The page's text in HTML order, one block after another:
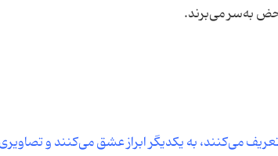
به‌سر می‌برند.
می‌کنند، به یکدیگر ابراز عشق می‌کنند و تصاویری